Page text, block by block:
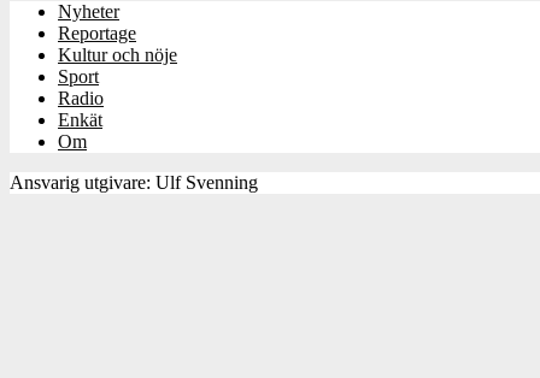
Nyheter
Reportage
Kultur och nöje
Sport
Radio
Enkät
Om
Ansvarig utgivare: Ulf Svenning